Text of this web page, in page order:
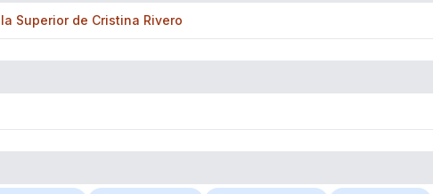
Superior de Cristina Rivero